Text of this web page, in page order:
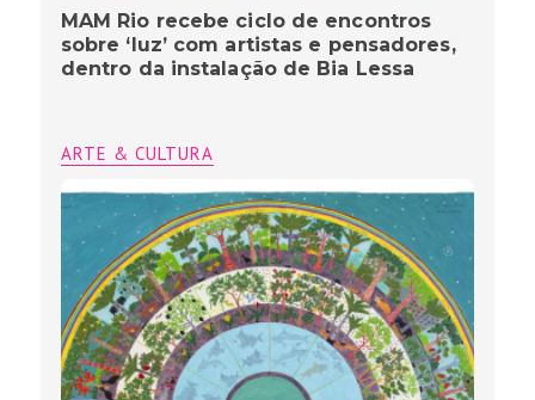
MAM Rio recebe ciclo de encontros
sobre ‘luz’ com artistas e pensadores,
dentro da instalação de Bia Lessa
ARTE & CULTURA